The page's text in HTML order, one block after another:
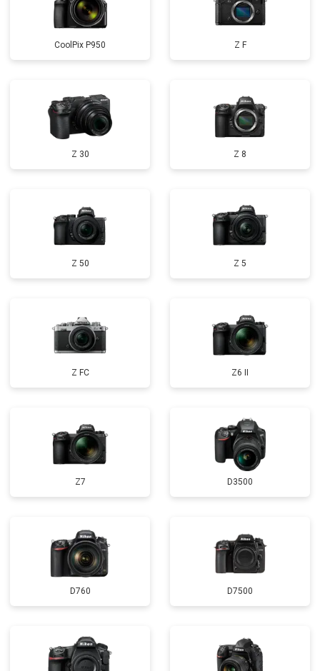
CoolPix P950 Z F
Z 30 Z 8
Z 50 Z 5
Z FC Z6 II
Z7 D3500
D760 D7500